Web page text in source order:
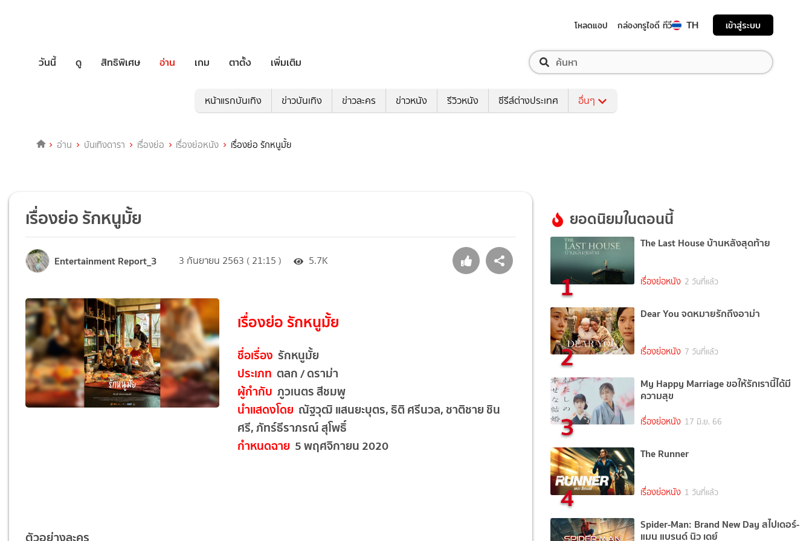
โหลดแอป กล่องทรูไอดี ทีวี TH เข้าสู่ระบบ
วันนี้ ดู สิทธิพิเศษ อ่าน เกม ตาตั้ง เพิ่มเติม
หน้าแรกบันเทิง ข่าวบันเทิง ข่าวละคร ข่าวหนัง รีวิวหนัง ซีรีส์ต่างประเทศ อื่นๆ
อ่าน บันเทิงดารา เรื่องย่อ เรื่องย่อหนัง เรื่องย่อ รักหนูมั้ย
เรื่องย่อ รักหนูมั้ย
Entertainment Report_3 3 กันยายน 2563 ( 21:15 ) 5.7K
เรื่องย่อ รักหนูมั้ย
ชื่อเรื่อง รักหนูมั้ย
ประเภท ตลก / ดราม่า
ผู้กำกับ ภูวเนตร สีชมพู
นำแสดงโดย ณัฐวุฒิ แสนยะบุตร, ธิติ ศรีนวล, ชาติชาย ชิน
ศรี, ภัทร์ธีราภรณ์ สุโพธิ์
กำหนดฉาย 5 พฤศจิกายน 2020
ยอดนิยมในตอนนี้
1
The Last House บ้านหลังสุดท้าย
เรื่องย่อหนัง 2 วันที่แล้ว
2
Dear You จดหมายรักถึงอาม่า
เรื่องย่อหนัง 7 วันที่แล้ว
3
My Happy Marriage ขอให้รักเรานี้ได้มี
ความสุข
เรื่องย่อหนัง 17 มิ.ย. 66
4
The Runner
เรื่องย่อหนัง 1 วันที่แล้ว
Spider-Man: Brand New Day สไปเดอร์-
แมน แบรนด์ นิว เดย์